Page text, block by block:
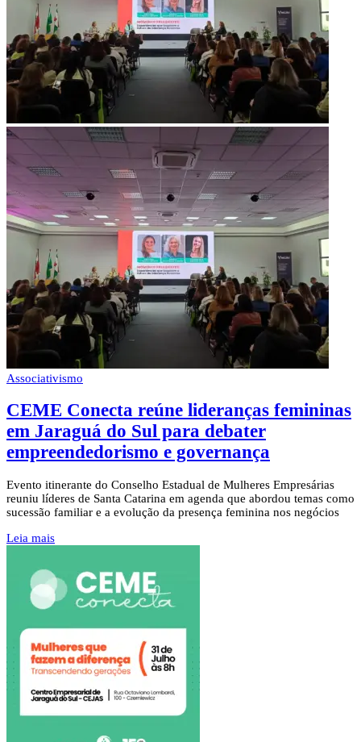
Associativismo
CEME Conecta reúne lideranças femininas
em Jaraguá do Sul para debater
empreendedorismo e governança
Evento itinerante do Conselho Estadual de Mulheres Empresárias
reuniu líderes de Santa Catarina em agenda que abordou temas como
sucessão familiar e a evolução da presença feminina nos negócios
Leia mais